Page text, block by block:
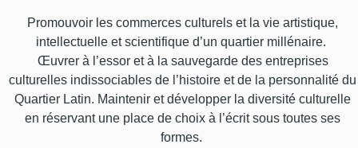
Promouvoir les commerces culturels et la vie artistique,
intellectuelle et scientifique d’un quartier millénaire.
Œuvrer à l’essor et à la sauvegarde des entreprises
culturelles indissociables de l’histoire et de la personnalité du
Quartier Latin. Maintenir et développer la diversité culturelle
en réservant une place de choix à l’écrit sous toutes ses
formes.